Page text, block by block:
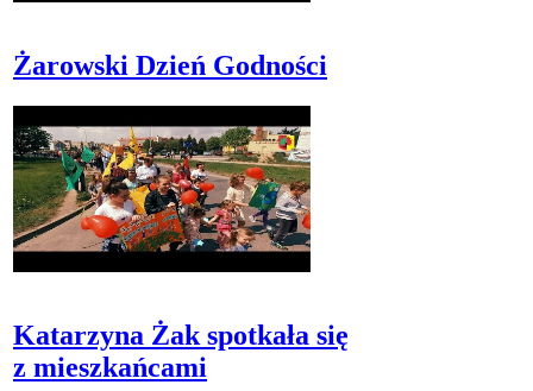
Żarowski Dzień Godności
Katarzyna Żak spotkała się
z mieszkańcami